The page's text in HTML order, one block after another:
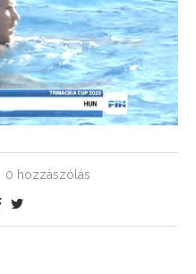
0 hozzászólás